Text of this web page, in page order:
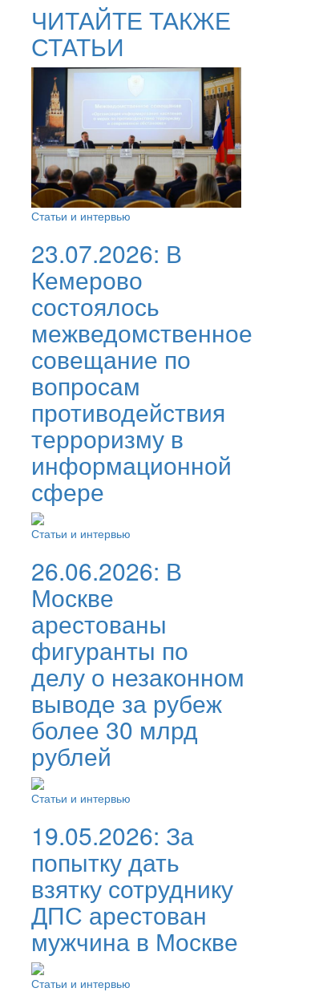
ЧИТАЙТЕ ТАКЖЕ
СТАТЬИ
Статьи и интервью
23.07.2026: В
Кемерово
состоялось
межведомственное
совещание по
вопросам
противодействия
терроризму в
информационной
сфере
Статьи и интервью
26.06.2026: В
Москве
арестованы
фигуранты по
делу о незаконном
выводе за рубеж
более 30 млрд
рублей
Статьи и интервью
19.05.2026: За
попытку дать
взятку сотруднику
ДПС арестован
мужчина в Москве
Статьи и интервью